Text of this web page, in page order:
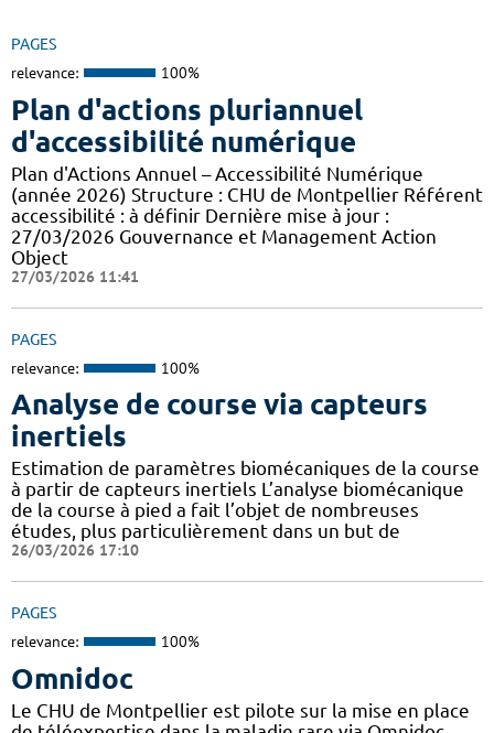
PAGES
relevance: 100%
Plan d'actions pluriannuel
d'accessibilité numérique
Plan d'Actions Annuel – Accessibilité Numérique
(année 2026) Structure : CHU de Montpellier Référent
accessibilité : à définir Dernière mise à jour :
27/03/2026 Gouvernance et Management Action
Object
27/03/2026 11:41
PAGES
relevance: 100%
Analyse de course via capteurs
inertiels
Estimation de paramètres biomécaniques de la course
à partir de capteurs inertiels L’analyse biomécanique
de la course à pied a fait l’objet de nombreuses
études, plus particulièrement dans un but de
26/03/2026 17:10
PAGES
relevance: 100%
Omnidoc
Le CHU de Montpellier est pilote sur la mise en place